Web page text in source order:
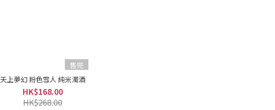
售完
天上夢幻 粉色雪人 純米濁酒
HK$168.00
HK$268.00